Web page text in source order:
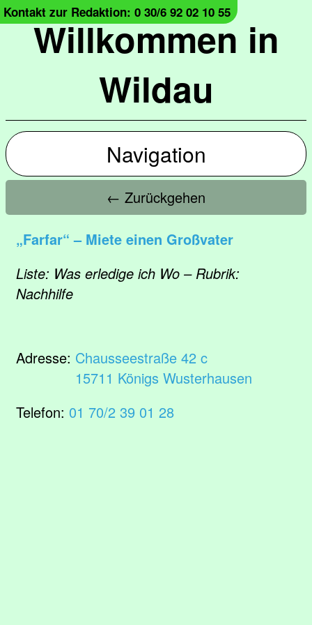
Willkommen in
Wildau
Kontakt zur Redaktion: 0 30/6 92 02 10 55
Navigation
← Zurückgehen
„Farfar“ – Miete einen Großvater
Liste: Was erledige ich Wo – Rubrik:
Nachhilfe
Adresse: Chausseestraße 42 c
15711 Königs Wusterhausen
Telefon: 01 70/2 39 01 28